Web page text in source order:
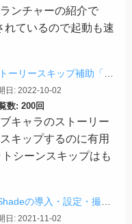
ンチャーの紹介で
ているので起動も速
日: 2022-10-02
数: 200回
キャラのストーリー
キップするのに有用
シーンスキップはも
日: 2021-11-02